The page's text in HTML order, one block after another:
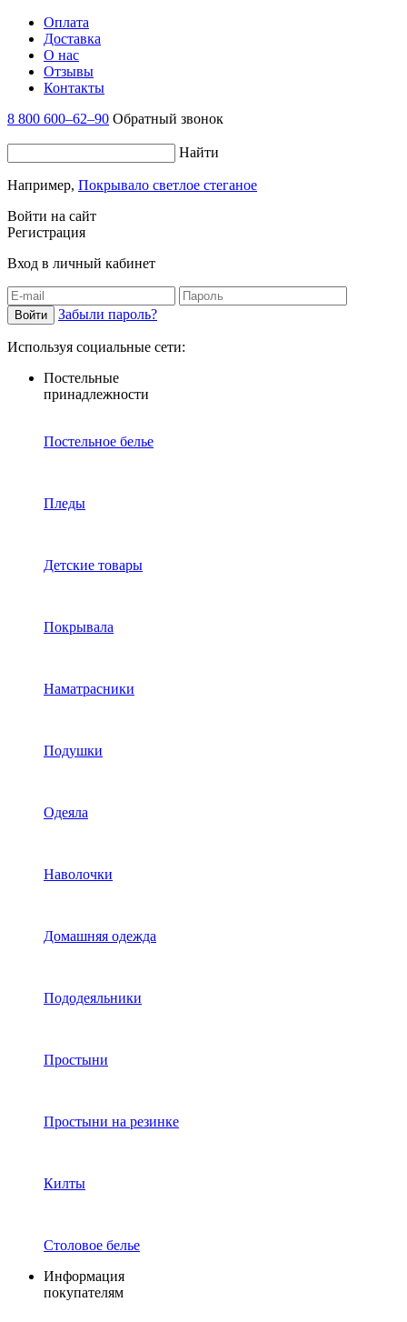
Оплата
Доставка
О нас
Отзывы
Контакты
8 800 600–62–90 Обратный звонок
Найти
Например, Покрывало светлое стеганое
Войти на сайт
Регистрация
Вход в личный кабинет
Забыли пароль?
Используя социальные сети:
Постельные
принадлежности
Постельное белье
Пледы
Детские товары
Покрывала
Наматрасники
Подушки
Одеяла
Наволочки
Домашняя одежда
Пододеяльники
Простыни
Простыни на резинке
Килты
Столовое белье
Информация
покупателям